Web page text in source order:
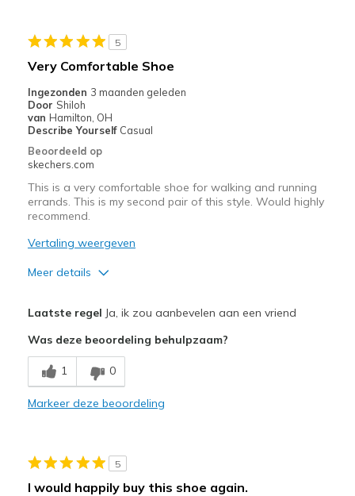
Going Out
Width
Sizing
Feels true to size
View On Shoes
5
Very Comfortable Shoe
Ingezonden 3 maanden geleden
Door Shiloh
van Hamilton, OH
Describe Yourself Casual
Beoordeeld op
skechers.com
This is a very comfortable shoe for walking and running
errands. This is my second pair of this style. Would highly
recommend.
Vertaling weergeven
Meer details
Comfortable
Stylish
Travel
Laatste regel Ja, ik zou aanbevelen aan een vriend
Was deze beoordeling behulpzaam?
1 0
Markeer deze beoordeling
5
I would happily buy this shoe again.